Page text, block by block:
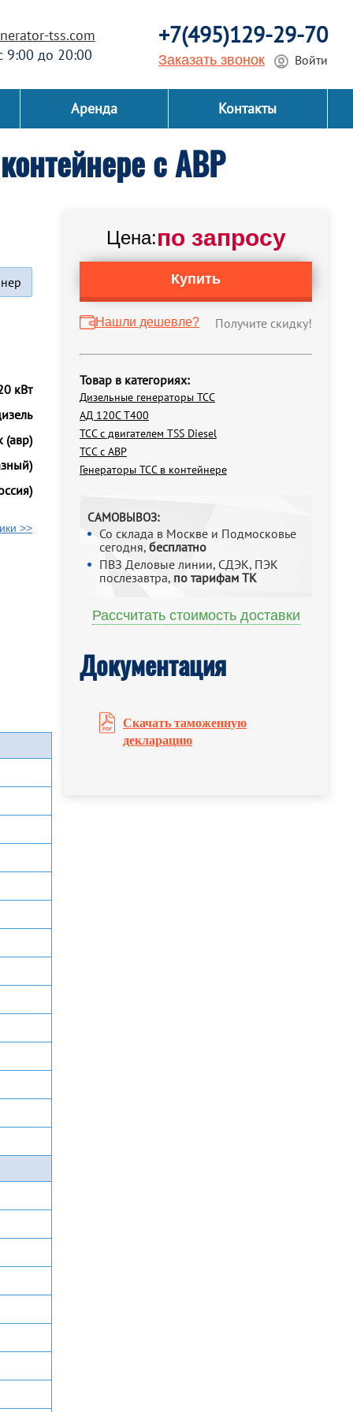
tss.com
9:00 до 20:00
+7(495)129-29-70
Заказать звонок Войти
Аренда Контакты
с АВР
Цена:по запросу
Купить
Нашли дешевле? Получите скидку!
Товар в категориях:
Дизельные генераторы ТСС
АД 120С Т400
ТСС с двигателем TSS Diesel
ТСС с АВР
Генераторы ТСС в контейнере
САМОВЫВОЗ:
Со склада в Москве и Подмосковье
сегодня, бесплатно
ПВЗ Деловые линии, СДЭК, ПЭК
послезавтра, по тарифам ТК
Рассчитать стоимость доставки
Документация
Скачать таможенную
декларацию
кВт
(авр)
>>